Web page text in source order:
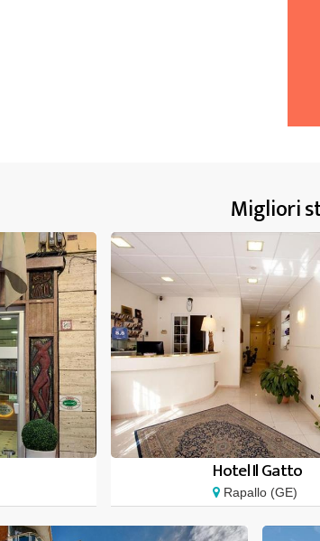
Migliori
Hotel Il Gatto
Rapallo (GE)